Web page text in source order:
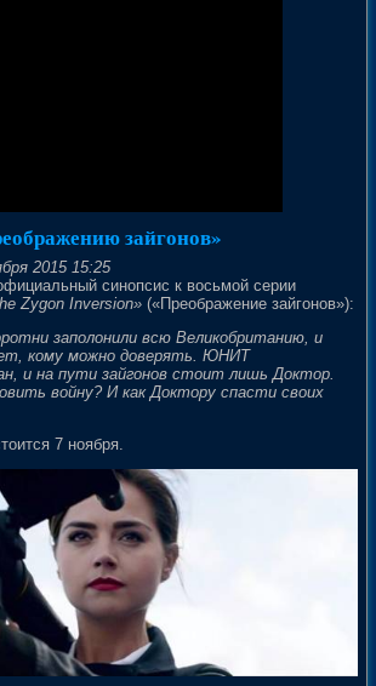
зайгонов»
2015 15:25
синопсис к восьмой серии
Zygon Inversion» («Преображение зайгонов»):
заполонили всю Великобританию, и
кому можно доверять. ЮНИТ
и на пути зайгонов стоит лишь Доктор.
войну? И как Доктору спасти своих
7 ноября.